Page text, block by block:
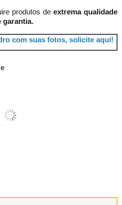
produtos de extrema qualidade
garantia.
com suas fotos, solicite aqui!